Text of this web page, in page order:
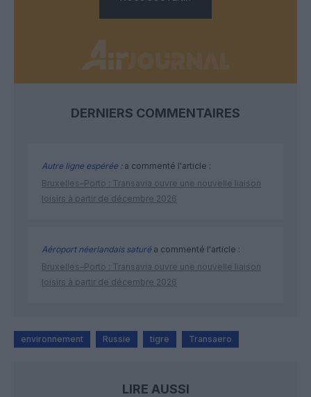
DERNIERS COMMENTAIRES
Autre ligne espérée :a commenté l'article :
Bruxelles–Porto : Transavia ouvre une nouvelle liaison
loisirs à partir de décembre 2026
Aéroport néerlandais saturéa commenté l'article :
Bruxelles–Porto : Transavia ouvre une nouvelle liaison
loisirs à partir de décembre 2026
environnement Russie tigre Transaero
LIRE AUSSI